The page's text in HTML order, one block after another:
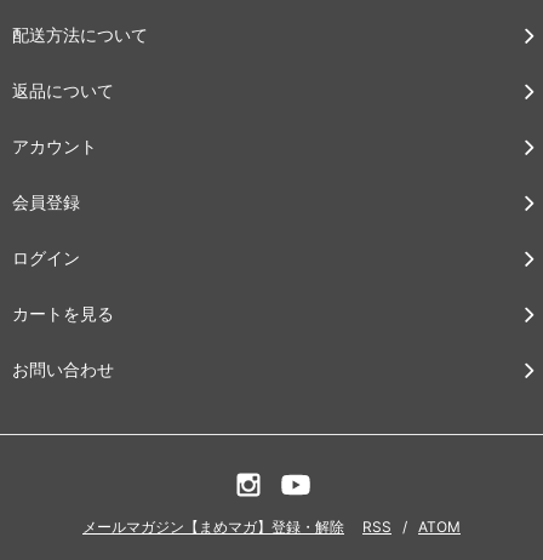
配送方法について
返品について
アカウント
会員登録
ログイン
カートを見る
お問い合わせ
メールマガジン【まめマガ】登録・解除 RSS / ATOM